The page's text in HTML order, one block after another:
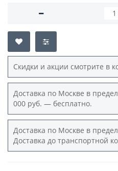
Скидки и акции смотрите в
Доставка по Москве в
000 руб. — бесплатно.
Доставка по Москве в
Доставка до транспортной